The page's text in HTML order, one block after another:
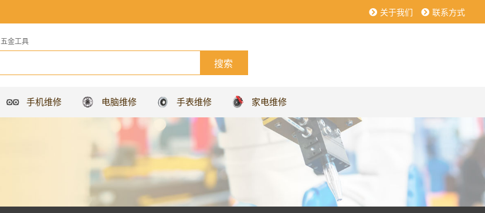
关于我们 联系方式
五金工具
手机维修 电脑维修 手表维修 家电维修